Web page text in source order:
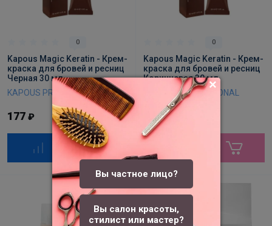
0
Kapous Magic Keratin - Крем-
краска для бровей и ресниц
Черная 30 мл
KAPOUS PROFESSIONAL
177 ₽
0
Kapous Magic Keratin - Крем-
краска для бровей и ресниц
Коричневая 30 мл
KAPOUS PROFESSIONAL
177 ₽
Вы частное лицо?
Вы салон красоты,
стилист или мастер?